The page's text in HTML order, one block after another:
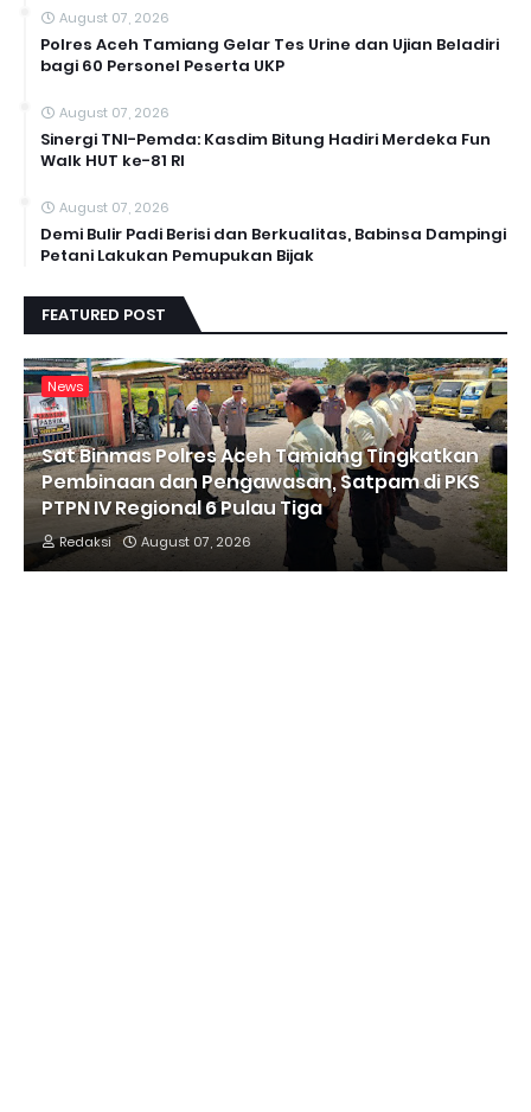
August 07, 2026
Polres Aceh Tamiang Gelar Tes Urine dan Ujian Beladiri
bagi 60 Personel Peserta UKP
August 07, 2026
Sinergi TNI-Pemda: Kasdim Bitung Hadiri Merdeka Fun
Walk HUT ke-81 RI
August 07, 2026
Demi Bulir Padi Berisi dan Berkualitas, Babinsa Dampingi
Petani Lakukan Pemupukan Bijak
FEATURED POST
News
Sat Binmas Polres Aceh Tamiang Tingkatkan
Pembinaan dan Pengawasan, Satpam di PKS
PTPN IV Regional 6 Pulau Tiga
Redaksi August 07, 2026